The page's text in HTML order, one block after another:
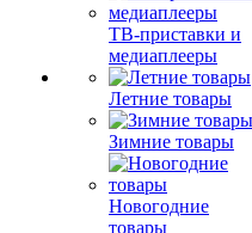
ТВ-приставки и
медиаплееры
Летние товары
Зимние товары
Новогодние
товары